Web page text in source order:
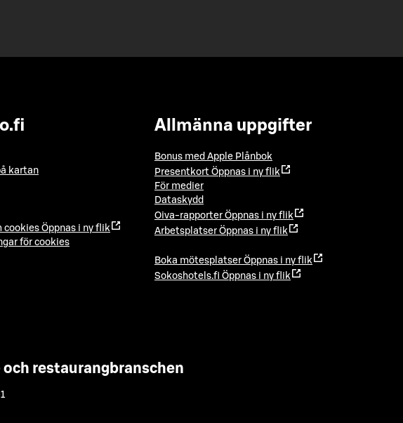
kartan
cookies Öppnas i ny flik
för cookies
Allmänna uppgifter
Bonus med Apple Plånbok
Presentkort Öppnas i ny flik
För medier
Dataskydd
Oiva-rapporter Öppnas i ny flik
Arbetsplatser Öppnas i ny flik
Boka mötesplatser Öppnas i ny flik
Sokoshotels.fi Öppnas i ny flik
restaurangbranschen